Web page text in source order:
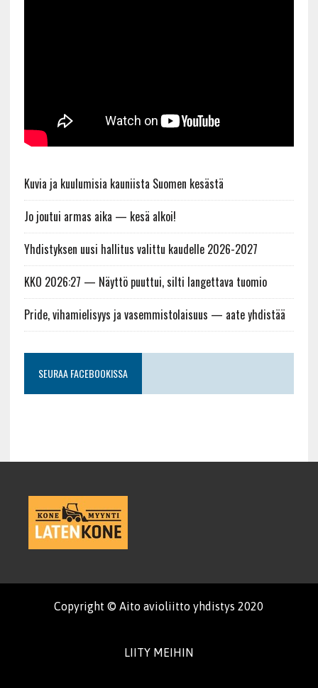
Kuvia ja kuulumisia kauniista Suomen kesästä
Jo joutui armas aika — kesä alkoi!
Yhdistyksen uusi hallitus valittu kaudelle 2026-2027
KKO 2026:27 — Näyttö puuttui, silti langettava tuomio
Pride, vihamielisyys ja vasemmistolaisuus — aate yhdistää
SEURAA FACEBOOKISSA
Copyright © Aito avioliitto yhdistys 2020
LIITY MEIHIN